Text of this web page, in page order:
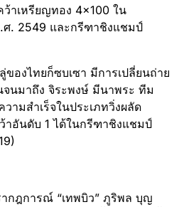
าเหรียญทอง 4×100 ใน
.ศ. 2549 และกรีฑาชิงแชมป์
องไทยก็ซบเซา มีการเปลี่ยนถ่าย
นมาถึง จิระพงษ์ มีนาพระ ทีม
ามสำเร็จในประเภทวิ่งผลัด
าอันดับ 1 ได้ในกรีฑาชิงแชมป์
กฎการณ์ “เทพบิว” ภูริพล บุญ